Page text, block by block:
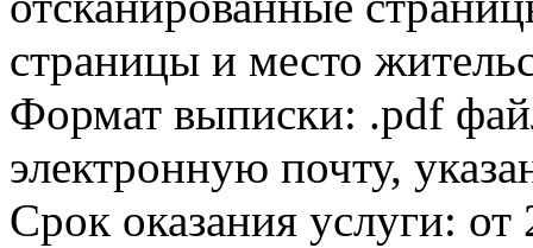
страницы и место
Формат выписки: .pdf
электронную почту,
Срок оказания услуги: от